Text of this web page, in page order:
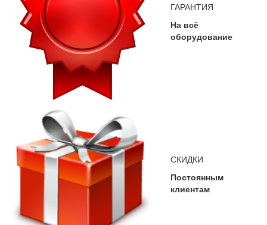
ГАРАНТИЯ
На всё
оборудование
СКИДКИ
Постоянным
клиентам